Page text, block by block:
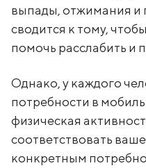
выпады, отжимания и
сводится к тому,
помочь расслабить и
Однако, у каждого
потребности в
физическая
соответствовать
конкретным